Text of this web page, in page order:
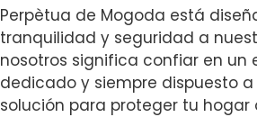
Perpètua de Mogoda está
tranquilidad y seguridad a
nosotros significa confiar en un
dedicado y siempre dispuesto
solución para proteger tu hogar